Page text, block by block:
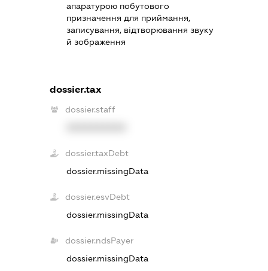
апаратурою побутового
призначення для приймання,
записування, відтворювання звуку
й зображення
dossier.tax
dossier.staff
dossier.taxDebt
dossier.missingData
dossier.esvDebt
dossier.missingData
dossier.ndsPayer
dossier.missingData